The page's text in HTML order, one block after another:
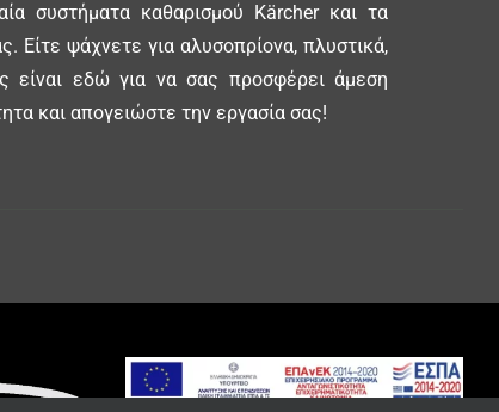
συστήματα καθαρισμού Kärcher και τα
Είτε ψάχνετε για αλυσοπρίονα, πλυστικά,
είναι εδώ για να σας προσφέρει άμεση
και απογειώστε την εργασία σας!